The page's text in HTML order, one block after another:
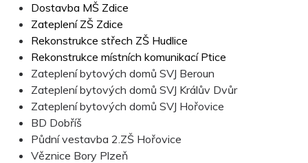
Dostavba MŠ Zdice
Zateplení ZŠ Zdice
Rekonstrukce střech ZŠ Hudlice
Rekonstrukce místních komunikací Ptice
Zateplení bytových domů SVJ Beroun
Zateplení bytových domů SVJ Králův Dvůr
Zateplení bytových domů SVJ Hořovice
BD Dobříš
Půdní vestavba 2.ZŠ Hořovice
Věznice Bory Plzeň